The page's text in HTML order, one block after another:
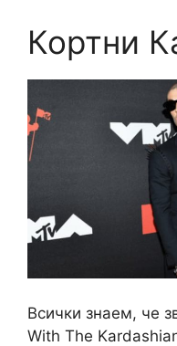
Кортни
Всички знаем, че
With The